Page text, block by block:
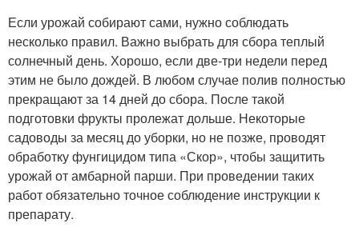
Если урожай собирают сами, нужно соблюдать
несколько правил. Важно выбрать для сбора теплый
солнечный день. Хорошо, если две-три недели перед
этим не было дождей. В любом случае полив полностью
прекращают за 14 дней до сбора. После такой
подготовки фрукты пролежат дольше. Некоторые
садоводы за месяц до уборки, но не позже, проводят
обработку фунгицидом типа «Скор», чтобы защитить
урожай от амбарной парши. При проведении таких
работ обязательно точное соблюдение инструкции к
препарату.